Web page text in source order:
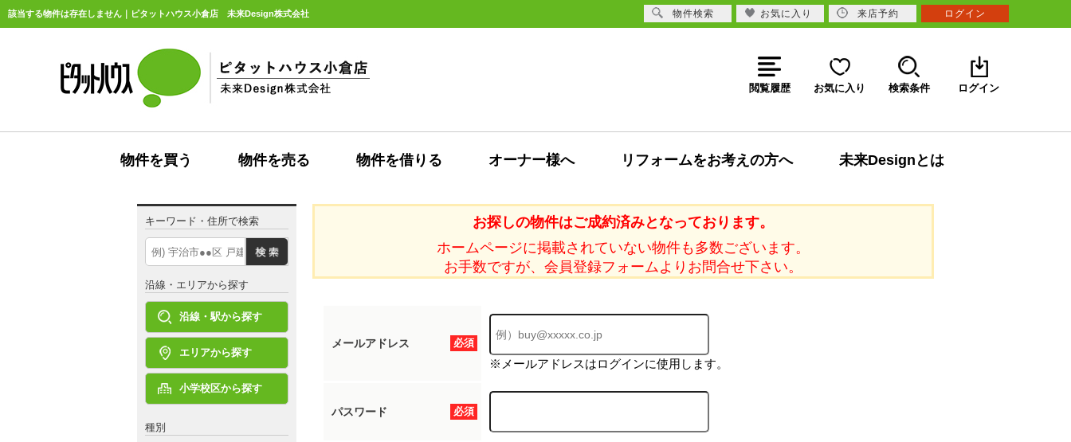
該当する物件は存在しません｜ピタットハウス小倉店 未来Design株式会社
閲覧履歴 お気に入り 検索条件 ログイン
物件を買う 物件を売る 物件を借りる オーナー様へ リフォームをお考えの方へ 未来Designとは
お探しの物件はご成約済みとなっております。
ホームページに掲載されていない物件も多数ございます。
お手数ですが、会員登録フォームよりお問合せ下さい。
必須
メールアドレス
※メールアドレスはログインに使用します。
必須
パスワード
キーワード・住所で検索
沿線・エリアから探す
沿線・駅から探す
エリアから探す
小学校区から探す
種別
物件検索 お気に入り 来店予約 ログイン